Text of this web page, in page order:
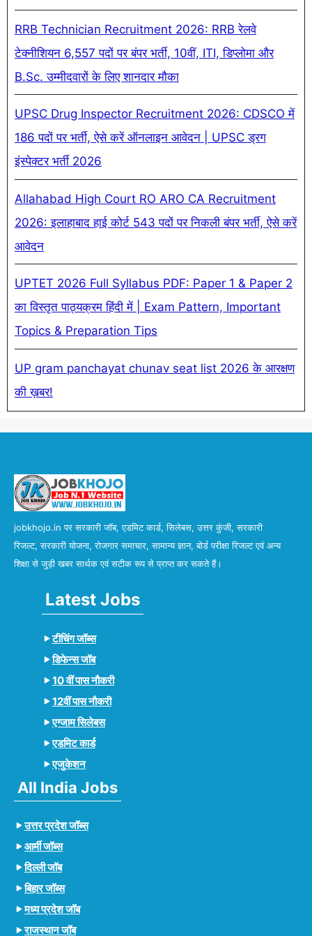
RRB Technician Recruitment 2026: RRB रेलवे
टेक्नीशियन 6,557 पदों पर बंपर भर्ती, 10वीं, ITI, डिप्लोमा और
B.Sc. उम्मीदवारों के लिए शानदार मौका
UPSC Drug Inspector Recruitment 2026: CDSCO में
186 पदों पर भर्ती, ऐसे करें ऑनलाइन आवेदन | UPSC ड्रग
इंस्पेक्टर भर्ती 2026
Allahabad High Court RO ARO CA Recruitment
2026: इलाहाबाद हाई कोर्ट 543 पदों पर निकली बंपर भर्ती, ऐसे करें
आवेदन
UPTET 2026 Full Syllabus PDF: Paper 1 & Paper 2
का विस्तृत पाठ्यक्रम हिंदी में | Exam Pattern, Important
Topics & Preparation Tips
UP gram panchayat chunav seat list 2026 के आरक्षण
की ख़बर!
jobkhojo.in पर सरकारी जॉब, एडमिट कार्ड, सिलेबस, उत्तर कुंजी, सरकारी
रिजल्ट, सरकारी योजना, रोजगार समाचार, सामान्य ज्ञान, बोर्ड परीक्षा रिजल्ट एवं अन्य
शिक्षा से जुड़ी खबर सार्थक एवं सटीक रूप से प्राप्त कर सकते हैं।
Latest Jobs
टीचिंग जॉब्स
डिफेन्स जॉब
10 वीं पास नौकरी
12वीं पास नौकरी
एग्जाम सिलेबस
एडमिट कार्ड
एजुकेशन
All India Jobs
उत्तर प्रदेश जॉब्स
आर्मी जॉब्स
दिल्ली जॉब
बिहार जॉब्स
मध्य प्रदेश जॉब
राजस्थान जॉब